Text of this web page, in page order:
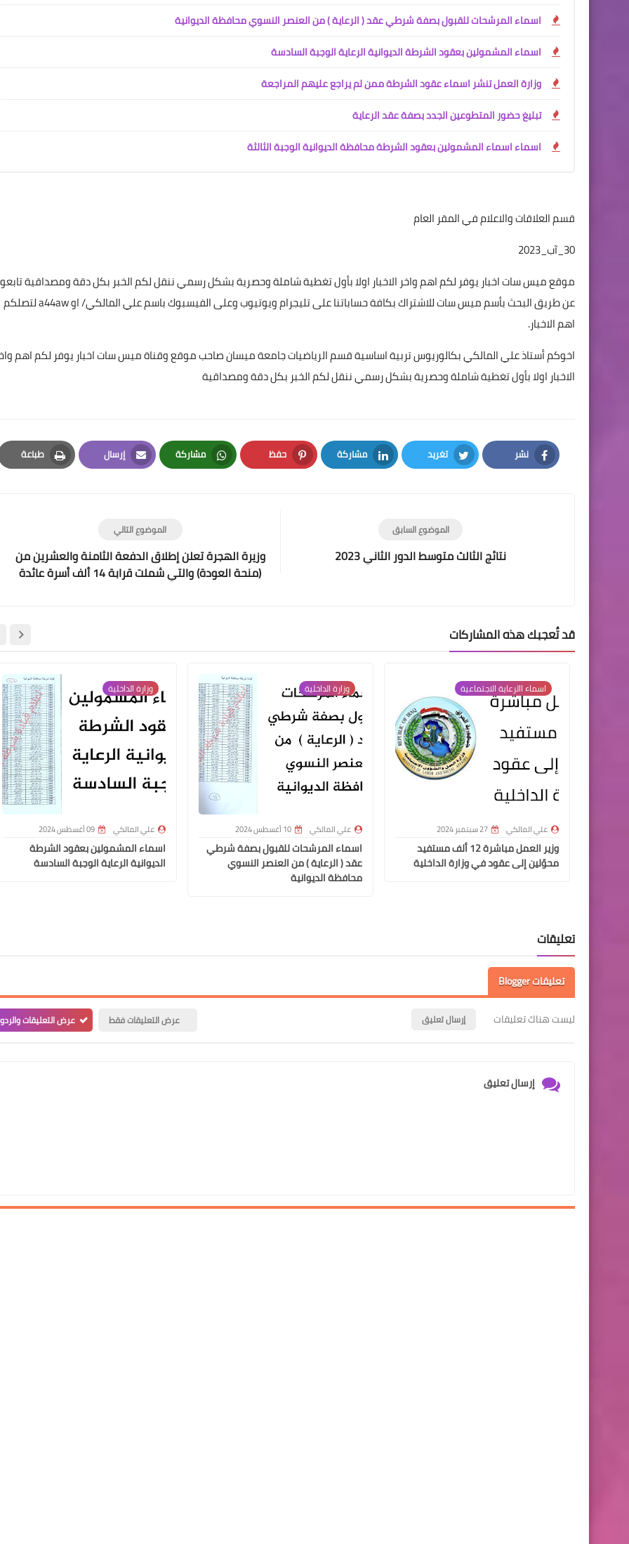
اسماء المرشحات للقبول بصفة شرطي عقد ( الرعاية ) من العنصر النسوي محافظة الديوانية
اسماء المشمولين بعقود الشرطة الديوانية الرعاية الوجبة السادسة
وزارة العمل تنشر اسماء عقود الشرطة ممن لم يراجع عليهم المراجعة
تبليغ حضور المتطوعين الجدد بصفة عقد الرعاية
اسماء اسماء المشمولين بعقود الشرطة محافظة الديوانية الوجبة الثالثة
قسم العلاقات والاعلام في المقر العام
30_آب_2023
موقع ميس سات اخبار يوفر لكم اهم واخر الاخبار اولا بأول تغطية شاملة وحصرية بشكل رسمي ننقل لكم الخبر بكل دقة ومصداقية
عن طريق البحث بأسم ميس سات للاشتراك بكافة حساباتنا على تليجرام ويوتيوب وعلى الفيسبوك باسم علي المالكي/ او a44aw لتصلكم
اهم الاخبار.
اخوكم أستاذ علي المالكي بكالوريوس تربية اساسية قسم الرياضيات جامعة ميسان صاحب موقع وقناة ميس سات اخبار يوفر لكم اهم
الاخبار اولا بأول تغطية شاملة وحصرية بشكل رسمي ننقل لكم الخبر بكل دقة ومصداقية
نشر
Facebook
تغريد
Twitter
مشاركة
LinkedIn
حفظ
Pinterest
مشاركة
Whatsapp
إرسال
Email
طباعة
Print
الموضوع التالي
وزيرة الهجرة تعلن إطلاق الدفعة الثامنة والعشرين من
(منحة العودة) والتي شملت قرابة 14 ألف أسرة عائدة
الموضوع السابق
نتائج الثالث متوسط الدور الثاني 2023
قد تُعجبك هذه المشاركات
اسماء االرعاية الاجتماعية
علي المالكي 27 سبتمبر 2024
وزير العمل مباشرة 12 ألف مستفيد
محوّلين إلى عقود في وزارة الداخلية
وزارة الداخلية
علي المالكي 10 أغسطس 2024
اسماء المرشحات للقبول بصفة شرطي
عقد ( الرعاية ) من العنصر النسوي
محافظة الديوانية
وزارة الداخلية
علي المالكي 09 أغسطس 2024
اسماء المشمولين بعقود الشرطة
الديوانية الرعاية الوجبة السادسة
تعليقات
تعليقات Blogger
ليست هناك تعليقات إرسال تعليق عرض التعليقات فقط عرض التعليقات
إرسال تعليق
10 أبريل 2022
علي المالكي
10 أبريل 2022
علي المالكي
10 أبريل 2022